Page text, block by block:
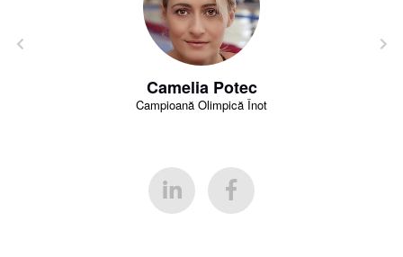
Camelia Potec
Campioană Olimpică Înot